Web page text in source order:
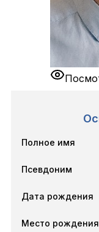
Полное имя
Псевдоним
Дата рождения
Место рождения